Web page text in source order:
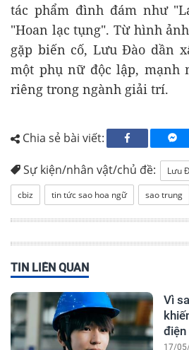
tác phẩm đình đám như
"Hoan lạc tụng". Từ hình
gặp biến cố, Lưu Đào dần
một phụ nữ độc lập, mạnh
riêng trong ngành giải trí.
Chia sẻ bài viết:
Sự kiện/nhân vật/chủ đề: Lưu
cbiz
tin tức sao hoa ngữ sao trung
TIN LIÊN QUAN
Vì
điện
17/